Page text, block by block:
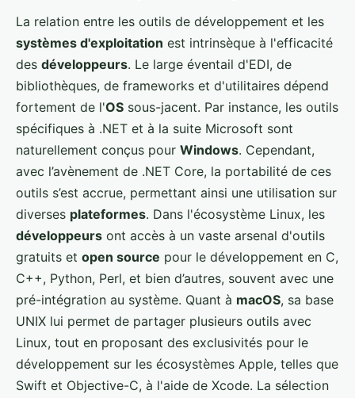
La relation entre les outils de développement et les
systèmes d'exploitation est intrinsèque à l'efficacité
des développeurs. Le large éventail d'EDI, de
bibliothèques, de frameworks et d'utilitaires dépend
fortement de l'OS sous-jacent. Par instance, les outils
spécifiques à .NET et à la suite Microsoft sont
naturellement conçus pour Windows. Cependant,
avec l’avènement de .NET Core, la portabilité de ces
outils s’est accrue, permettant ainsi une utilisation sur
diverses plateformes. Dans l'écosystème Linux, les
développeurs ont accès à un vaste arsenal d'outils
gratuits et open source pour le développement en C,
C++, Python, Perl, et bien d’autres, souvent avec une
pré-intégration au système. Quant à macOS, sa base
UNIX lui permet de partager plusieurs outils avec
Linux, tout en proposant des exclusivités pour le
développement sur les écosystèmes Apple, telles que
Swift et Objective-C, à l'aide de Xcode. La sélection